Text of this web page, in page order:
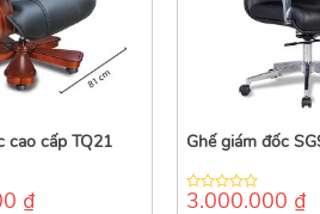
cao cấp TQ21
₫
Ghế giám đốc
0
3.000.000 ₫